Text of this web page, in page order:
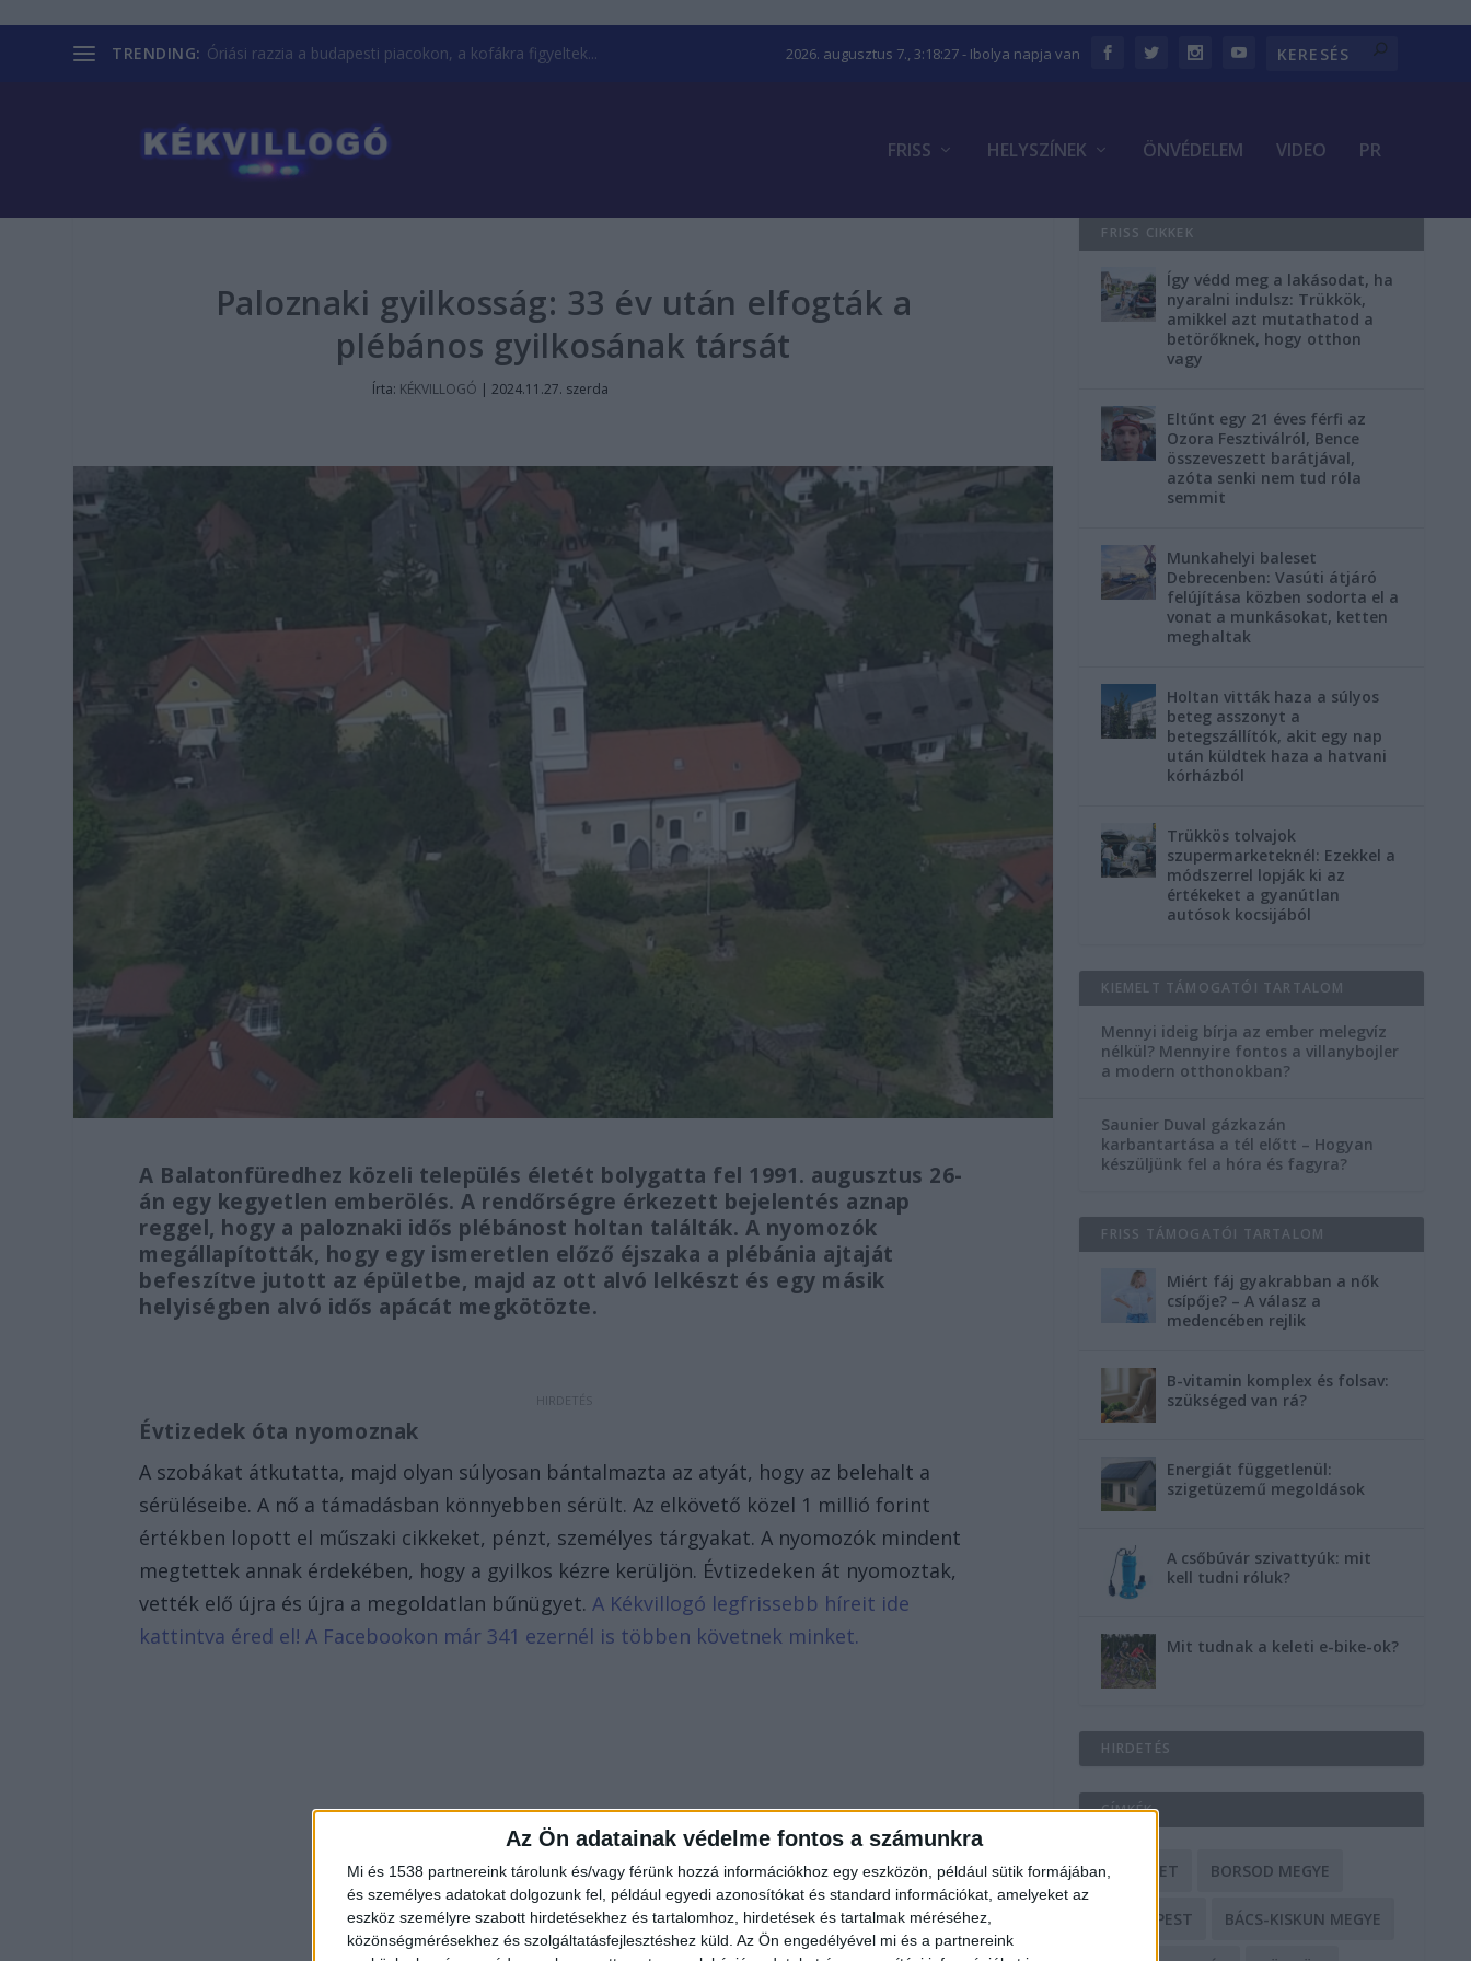
Az Ön adatainak védelme fontos a számunkra
Mi és 1538 partnereink tárolunk és/vagy férünk hozzá információkhoz egy eszközön, például sütik formájában,
és személyes adatokat dolgozunk fel, például egyedi azonosítókat és standard információkat, amelyeket az
eszköz személyre szabott hirdetésekhez és tartalomhoz, hirdetések és tartalmak méréséhez,
közönségmérésekhez és szolgáltatásfejlesztéshez küld. Az Ön engedélyével mi és a partnereink
TRENDING: Óriási razzia a budapesti piacokon, a kofákra figyeltek... 2026. augusztus 7., 3:18:28- Ibolya napja van
FRISS HELYSZÍNEK ÖNVÉDELEM VIDEO PR
Paloznaki gyilkosság: 33 év után elfogták a
plébános gyilkosának társát
Írta: KÉKVILLOGÓ |2024.11.27. szerda
A Balatonfüredhez közeli település életét bolygatta fel 1991. augusztus 26-
án egy kegyetlen emberölés. A rendőrségre érkezett bejelentés aznap
reggel, hogy a paloznaki idős plébánost holtan találták. A nyomozók
megállapították, hogy egy ismeretlen előző éjszaka a plébánia ajtaját
befeszítve jutott az épületbe, majd az ott alvó lelkészt és egy másik
helyiségben alvó idős apácát megkötözte.
Évtizedek óta nyomoznak
A szobákat átkutatta, majd olyan súlyosan bántalmazta az atyát, hogy az belehalt a
sérüléseibe. A nő a támadásban könnyebben sérült. Az elkövető közel 1 millió forint
értékben lopott el műszaki cikkeket, pénzt, személyes tárgyakat. A nyomozók mindent
megtettek annak érdekében, hogy a gyilkos kézre kerüljön. Évtizedeken át nyomoztak,
vették elő újra és újra a megoldatlan bűnügyet.A Kékvillogó legfrissebb híreit ide
kattintva éred el! A Facebookon már 341 ezernél is többen követnek minket.
FRISS CIKKEK
Így védd meg a lakásodat, ha
nyaralni indulsz: Trükkök,
amikkel azt mutathatod a
betörőknek, hogy otthon
vagy
Eltűnt egy 21 éves férfi az
Ozora Fesztiválról, Bence
összeveszett barátjával,
azóta senki nem tud róla
semmit
Munkahelyi baleset
Debrecenben: Vasúti átjáró
felújítása közben sodorta el a
vonat a munkásokat, ketten
meghaltak
Holtan vitták haza a súlyos
beteg asszonyt a
betegszállítók, akit egy nap
után küldtek haza a hatvani
kórházból
Trükkös tolvajok
szupermarketeknél: Ezekkel a
módszerrel lopják ki az
értékeket a gyanútlan
autósok kocsijából
KIEMELT TÁMOGATÓI TARTALOM
Mennyi ideig bírja az ember melegvíz
nélkül? Mennyire fontos a villanybojler
a modern otthonokban?
Saunier Duval gázkazán
karbantartása a tél előtt – Hogyan
készüljünk fel a hóra és fagyra?
FRISS TÁMOGATÓI TARTALOM
Miért fáj gyakrabban a nők
csípője? – A válasz a
medencében rejlik
B-vitamin komplex és folsav:
szükséged van rá?
Energiát függetlenül:
szigetüzemű megoldások
A csőbúvár szivattyúk: mit
kell tudni róluk?
Mit tudnak a keleti e-bike-ok?
HIRDETÉS
CÍMKÉK
BALESET BORSOD MEGYE
BUDAPEST BÁCS-KISKUN MEGYE